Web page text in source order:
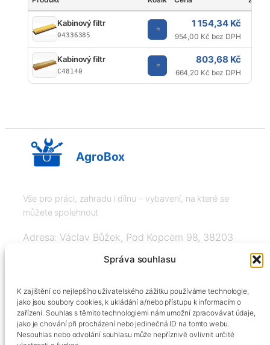
Správa souhlasu
K zajištění co nejlepšího uživatelského zážitku používáme technologie,
jako jsou soubory cookies, k ukládání a/nebo přístupu k informacím o
zařízení. Souhlas s těmito technologiemi nám umožní zpracovávat údaje,
jako je chování při procházení nebo jedinečná ID na tomto webu.
Nesouhlas nebo odvolání souhlasu může nepříznivě ovlivnit určité
Kabinový filtr
04336385
1 154,34 Kč
954,00 Kč bez DPH
Kabinový filtr
C48140
803,68 Kč
664,20 Kč bez DPH
AgroBox
Vše pro práci, zahradu i dílnu – vybavení, na které se
můžete spolehnout
Adresa: Václav Bůžek, Pod Kopcem 98, 38203
+420606334248, info@agrobox.cz